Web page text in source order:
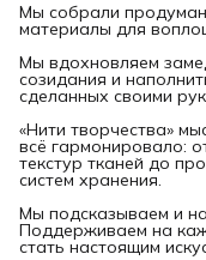
Мы собрали
материалы для
Мы вдохновляем
созидания и
сделанных своими
«Нити творчества»
всё гармонировало:
текстур тканей до
систем хранения.
Мы подсказываем и
Поддерживаем на
стать настоящим